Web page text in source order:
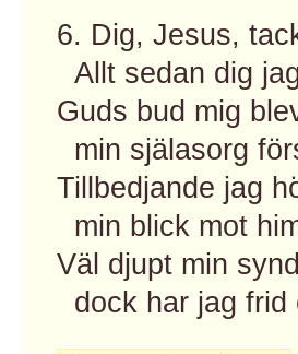
6. Dig, Jesus,
Allt sedan dig
Guds bud mig
min själasorg
Tillbedjande jag
min blick mot
Väl djupt min
dock har jag frid